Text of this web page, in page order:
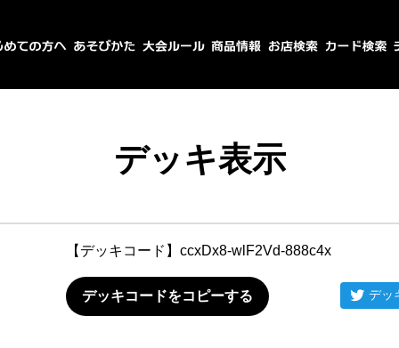
デッキ表示
【デッキコード】 ccxDx8-wlF2Vd-888c4x
デッキコードをコピーする デッ